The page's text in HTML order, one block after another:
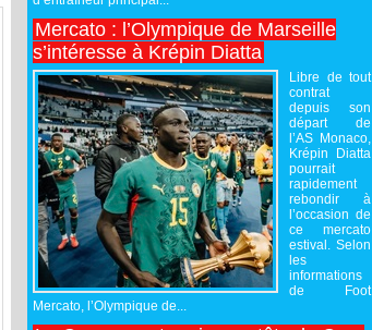
Mercato : l’Olympique de Marseille
s’intéresse à Krépin Diatta
Libre de tout
contrat
depuis son
départ de
l’AS Monaco,
Krépin Diatta
pourrait
rapidement
rebondir à
l’occasion de
ce mercato
estival. Selon
les
informations
de Foot
Mercato, l’Olympique de...